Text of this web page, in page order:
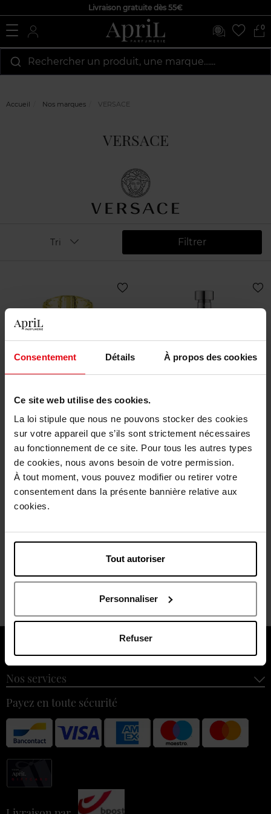
Consentement Détails À propos des cookies
Ce site web utilise des cookies.
La loi stipule que nous ne pouvons stocker des cookies
sur votre appareil que s’ils sont strictement nécessaires
au fonctionnement de ce site. Pour tous les autres types
de cookies, nous avons besoin de votre permission.
À tout moment, vous pouvez modifier ou retirer votre
consentement dans la présente bannière relative aux
cookies.
Tout autoriser
Personnaliser
Refuser
Livraison gratuite dès 55€
0
Rechercher un produit, une marque…...
Accueil Nos marques VERSACE
VERSACE
Filtrer
Tri
VERSACE
Yellow Diamond
Eau de toilette
Voir la fiche
VERSACE
Eau de toilette
Voir la fiche
gratuite
dans votre
cadeau
À propos de nous
Nos services
Payez en toute sécurité